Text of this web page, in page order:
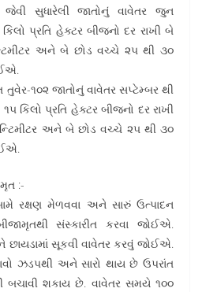
જેવી સુધારેલી જાતોનું વાવેતર જુન
પ્રતિ હેક્ટર બીજનો દર રાખી બે
અને બે છોડ વચ્ચે ૨૫ થી ૩૦
તુવેર-૧૦૨ જાતોનું વાવેતર સપ્ટેમ્બર થી
કિલો પ્રતિ હેક્ટર બીજનો દર રાખી
અને બે છોડ વચ્ચે ૨૫ થી ૩૦
:-
સામે રક્ષણ મેળવવા અને સારું ઉત્પાદન
સંસ્કારીત કરવા જોઈએ.
સૂકવી વાવેતર કરવું જોઈએ.
ઝડપથી અને સારો થાય છે ઉપરાંત
બચાવી શકાય છે. વાવેતર સમયે ૧૦૦